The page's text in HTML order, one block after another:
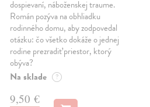
dospievaní, náboženskej traume.
Román pozýva na obhliadku
rodinného domu, aby zodpovedal
otázku: čo všetko dokáže o jednej
rodine prezradiť priestor, ktorý
obýva?
Na sklade ?
9,50 €